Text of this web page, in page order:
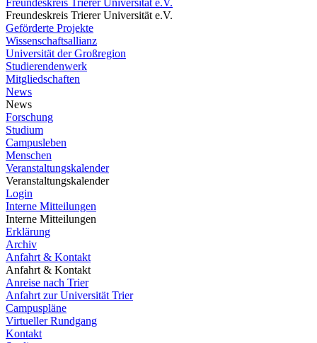
Freundeskreis Trierer Universität e.V.
Freundeskreis Trierer Universität e.V.
Geförderte Projekte
Wissenschaftsallianz
Universität der Großregion
Studierendenwerk
Mitgliedschaften
News
News
Forschung
Studium
Campusleben
Menschen
Veranstaltungskalender
Veranstaltungskalender
Login
Interne Mitteilungen
Interne Mitteilungen
Erklärung
Archiv
Anfahrt & Kontakt
Anfahrt & Kontakt
Anreise nach Trier
Anfahrt zur Universität Trier
Campuspläne
Virtueller Rundgang
Kontakt